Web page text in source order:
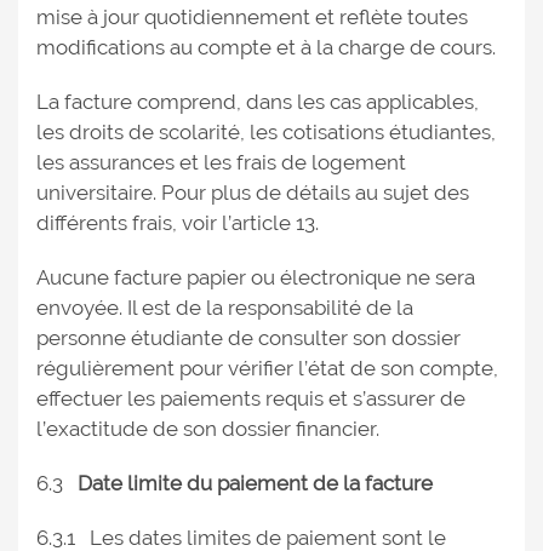
mise à jour quotidiennement et reflète toutes
modifications au compte et à la charge de cours.
La facture comprend, dans les cas applicables,
les droits de scolarité, les cotisations étudiantes,
les assurances et les frais de logement
universitaire. Pour plus de détails au sujet des
différents frais, voir l’article 13.
Aucune facture papier ou électronique ne sera
envoyée. Il est de la responsabilité de la
personne étudiante de consulter son dossier
régulièrement pour vérifier l’état de son compte,
effectuer les paiements requis et s’assurer de
l’exactitude de son dossier financier.
6.3 Date limite du paiement de la facture
6.3.1 Les dates limites de paiement sont le